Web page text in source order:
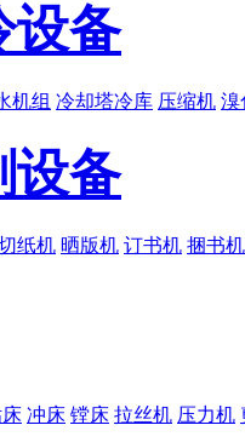
设备
机组 冷却塔冷库 压缩机 溴
设备
纸机 晒版机 订书机 捆书机
冲床 镗床 拉丝机 压力机